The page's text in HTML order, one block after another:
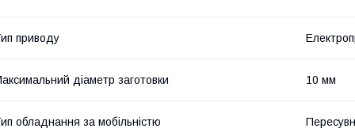
приводу
діаметр заготовки 10 мм
обладнання за мобільністю